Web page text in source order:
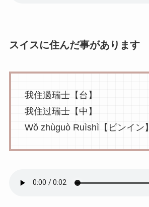
スイスに住んだ事があります
我住過瑞士【台】
我住过瑞士【中】
Wǒ zhùguò Ruìshì【ピンイン】